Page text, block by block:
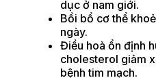
dục ở nam giới.
Bồi bổ cơ thể
ngày.
Điều hoà ổn định
cholesterol giảm
bệnh tim mạch.